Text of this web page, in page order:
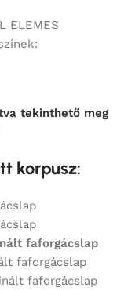
ELEMES
tekinthető meg
korpusz:
faforgácslap
faforgácslap
faforgácslap